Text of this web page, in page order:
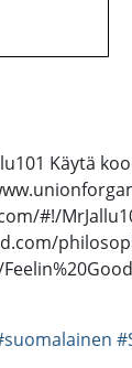
Käytä
#!/